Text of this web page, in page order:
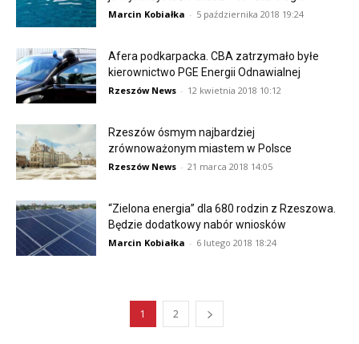
Marcin Kobiałka - 5 października 2018 19:24
Afera podkarpacka. CBA zatrzymało byłe
kierownictwo PGE Energii Odnawialnej
Rzeszów News - 12 kwietnia 2018 10:12
Rzeszów ósmym najbardziej
zrównoważonym miastem w Polsce
Rzeszów News - 21 marca 2018 14:05
“Zielona energia” dla 680 rodzin z Rzeszowa.
Będzie dodatkowy nabór wniosków
Marcin Kobiałka - 6 lutego 2018 18:24
1 2